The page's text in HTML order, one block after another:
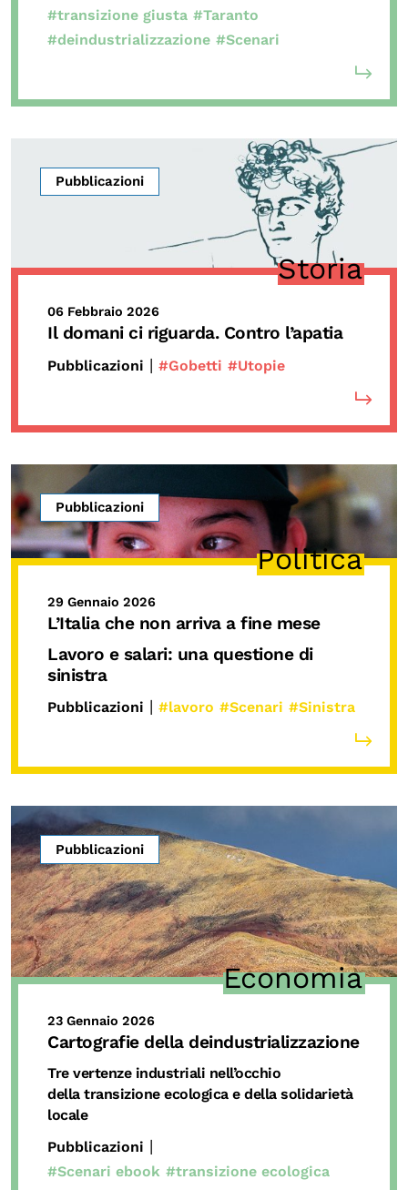
#transizione giusta #Taranto
#deindustrializzazione #Scenari
Pubblicazioni
Storia
06 Febbraio 2026
Il domani ci riguarda. Contro l’apatia
Pubblicazioni | #Gobetti #Utopie
Pubblicazioni
Politica
29 Gennaio 2026
L’Italia che non arriva a fine mese
Lavoro e salari: una questione di
sinistra
Pubblicazioni | #lavoro #Scenari #Sinistra
Pubblicazioni
Economia
23 Gennaio 2026
Cartografie della deindustrializzazione
Tre vertenze industriali nell’occhio
della transizione ecologica e della solidarietà
locale
Pubblicazioni |
#Scenari ebook #transizione ecologica